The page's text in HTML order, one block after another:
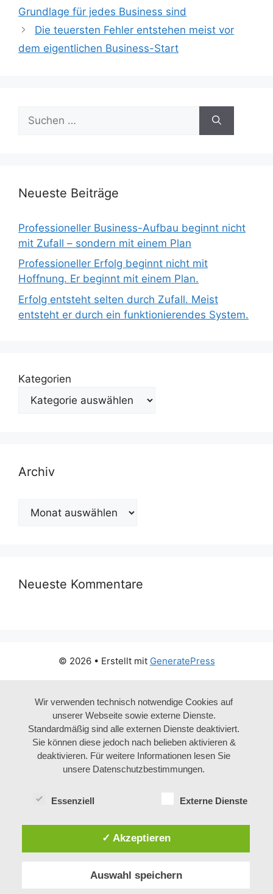
Grundlage für jedes Business sind
Die teuersten Fehler entstehen meist vor
dem eigentlichen Business-Start
nach:
Neueste Beiträge
Professioneller Business-Aufbau beginnt nicht
mit Zufall – sondern mit einem Plan
Professioneller Erfolg beginnt nicht mit
Hoffnung. Er beginnt mit einem Plan.
Erfolg entsteht selten durch Zufall. Meist
entsteht er durch ein funktionierendes System.
Kategorien
Archiv
Archiv
Neueste Kommentare
© 2026 • Erstellt mit GeneratePress
Wir verwenden technisch notwendige Cookies auf
unserer Webseite sowie externe Dienste.
Standardmäßig sind alle externen Dienste deaktiviert.
Sie können diese jedoch nach belieben aktivieren &
deaktivieren. Für weitere Informationen lesen Sie
unsere Datenschutzbestimmungen.
Essenziell Externe Dienste
✓ Akzeptieren
Auswahl speichern